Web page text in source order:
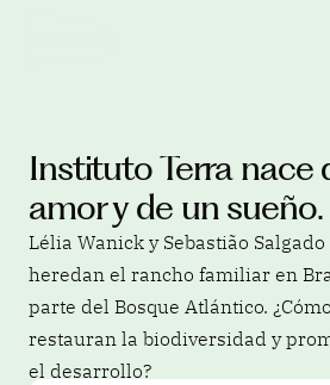
Instituto Terra nace
amor y de un sueño.
Lélia Wanick y Sebastião Salgado
heredan el rancho familiar en
parte del Bosque Atlántico. ¿Cómo
restauran la biodiversidad y
el desarrollo?